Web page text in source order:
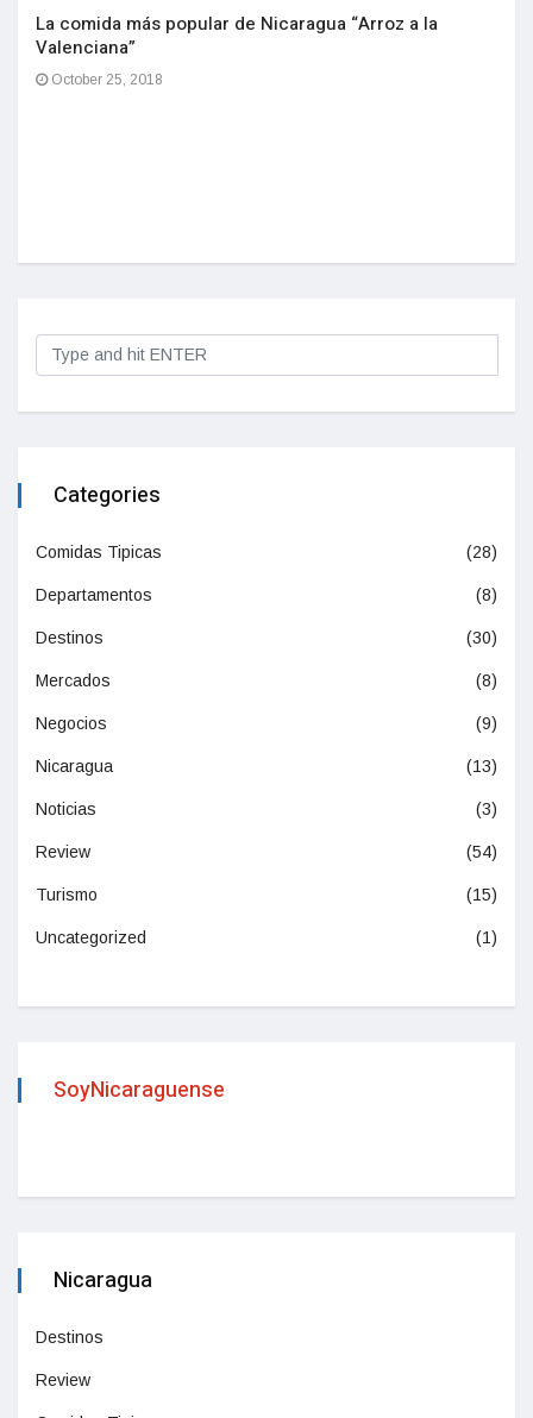
La comida más popular de Nicaragua “Arroz a la
Valenciana”
October 25, 2018
Categories
Comidas Tipicas (28)
Departamentos (8)
Destinos (30)
Mercados (8)
Negocios (9)
Nicaragua (13)
Noticias (3)
Review (54)
Turismo (15)
Uncategorized (1)
SoyNicaraguense
Nicaragua
Destinos
Review